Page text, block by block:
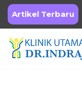
Skip
to
content
Artikel Terbaru